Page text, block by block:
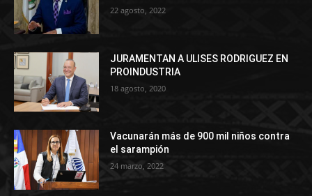
22 agosto, 2022
JURAMENTAN A ULISES RODRIGUEZ EN
PROINDUSTRIA
18 agosto, 2020
Vacunarán más de 900 mil niños contra
el sarampión
24 marzo, 2022